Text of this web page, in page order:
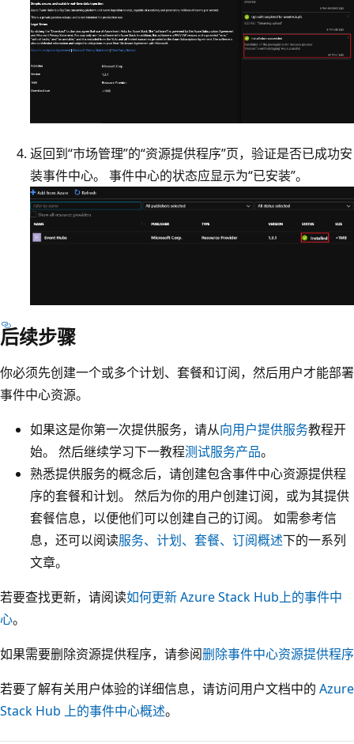
返回到“市场管理”的“资源提供程序”页，验证是否已成功安
装事件中心。 事件中心的状态应显示为“已安装”。
后续步骤
你必须先创建一个或多个计划、套餐和订阅，然后用户才能部署
事件中心资源。
如果这是你第一次提供服务，请从向用户提供服务教程开
始。 然后继续学习下一教程测试服务产品。
熟悉提供服务的概念后，请创建包含事件中心资源提供程
序的套餐和计划。 然后为你的用户创建订阅，或为其提供
套餐信息，以便他们可以创建自己的订阅。 如需参考信
息，还可以阅读服务、计划、套餐、订阅概述下的一系列
文章。
若要查找更新，请阅读如何更新 Azure Stack Hub上的事件中
心。
如果需要删除资源提供程序，请参阅删除事件中心资源提供程序
若要了解有关用户体验的详细信息，请访问用户文档中的 Azure
Stack Hub 上的事件中心概述。